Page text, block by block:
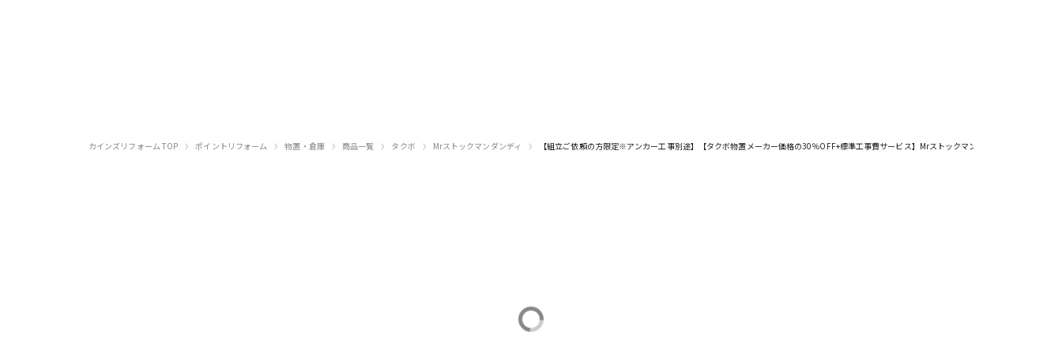
カインズリフォーム TOP › ポイントリフォーム › 物置・倉庫 › 商品一覧 › タクボ › Mrストックマンダンディ › 【組立ご依頼の方限定※アンカー工事別途】【タクボ物置メーカー価格の30％OFF+標準工事費サービス】MrストックマンダンディND-Z2219